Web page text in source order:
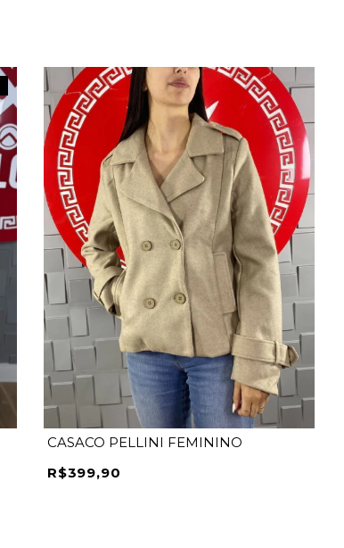
CASACO PELLINI FEMININO
R$399,90